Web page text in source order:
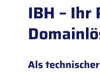
IBH –
Als